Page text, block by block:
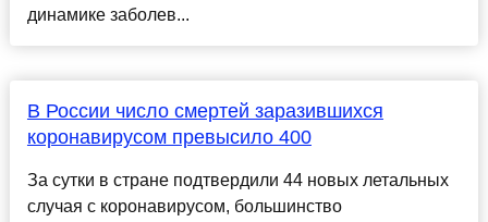
динамике заболев...
В России число смертей заразившихся
коронавирусом превысило 400
За сутки в стране подтвердили 44 новых летальных
случая с коронавирусом, большинство